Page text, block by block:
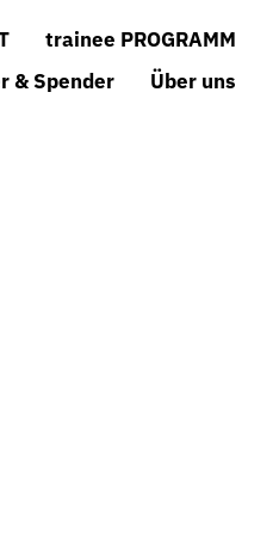
trainee PROGRAMM
& Spender Über uns